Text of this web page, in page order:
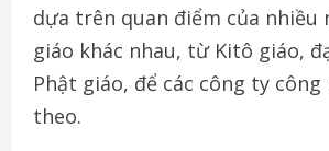
dựa trên quan điểm của nhiều
giáo khác nhau, từ Kitô giáo,
Phật giáo, để các công ty
theo.